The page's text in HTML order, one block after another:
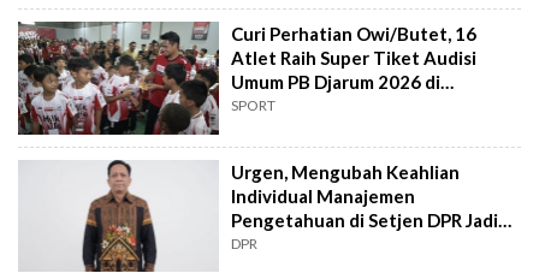
Curi Perhatian Owi/Butet, 16
Atlet Raih Super Tiket Audisi
Umum PB Djarum 2026 di
Makassar
SPORT
Urgen, Mengubah Keahlian
Individual Manajemen
Pengetahuan di Setjen DPR Jadi
Kekuatan Institusional
DPR